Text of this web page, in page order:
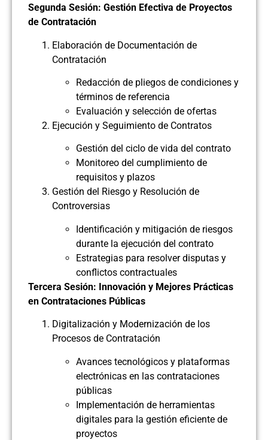
Segunda Sesión: Gestión Efectiva de Proyectos
de Contratación
Elaboración de Documentación de
Contratación
Redacción de pliegos de condiciones y
términos de referencia
Evaluación y selección de ofertas
Ejecución y Seguimiento de Contratos
Gestión del ciclo de vida del contrato
Monitoreo del cumplimiento de
requisitos y plazos
Gestión del Riesgo y Resolución de
Controversias
Identificación y mitigación de riesgos
durante la ejecución del contrato
Estrategias para resolver disputas y
conflictos contractuales
Tercera Sesión: Innovación y Mejores Prácticas
en Contrataciones Públicas
Digitalización y Modernización de los
Procesos de Contratación
Avances tecnológicos y plataformas
electrónicas en las contrataciones
públicas
Implementación de herramientas
digitales para la gestión eficiente de
proyectos